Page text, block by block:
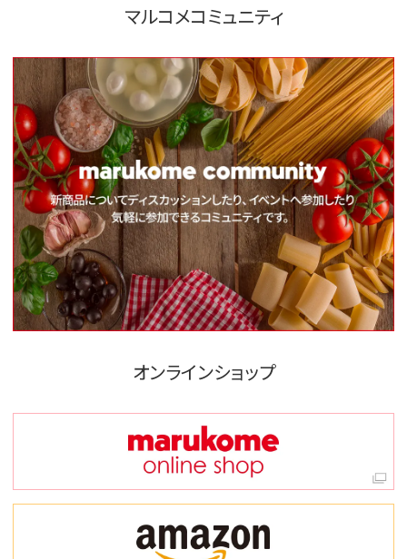
マルコメコミュニティ
オンラインショップ